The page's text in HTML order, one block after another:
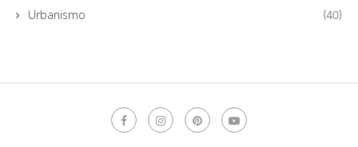
Urbanismo (40)